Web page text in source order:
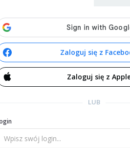
Zaloguj się z
Zaloguj się z
LUB